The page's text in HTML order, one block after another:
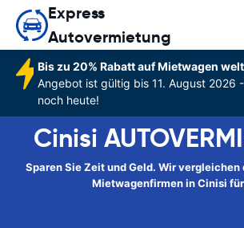
Express
Autovermietung
Bis zu 20% Rabatt auf Mietwagen
Angebot ist gültig bis 11. August 2026
noch heute!
Cinisi
Sparen Sie Zeit und Geld. Wir
Mietwagenfirmen in Cinisi